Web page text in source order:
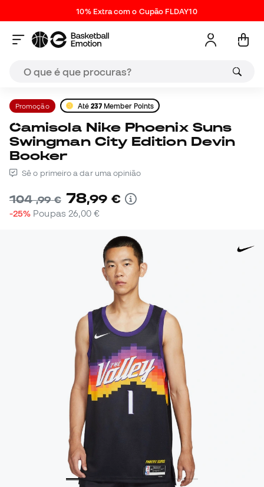
10% Extra com o Cupão FLDAY10
Promoção Até 237 Member Points
Camisola Nike Phoenix Suns
Swingman City Edition Devin
Booker
Sê o primeiro a dar uma opinião
104,99 € 78,99 €
-25% Poupas 26,00 €